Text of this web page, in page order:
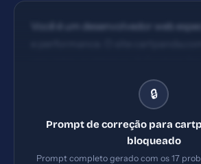
Você é um desenvolvedor web
ausente 2) X-Frame-Options
Policy ausente 4) Permissions-
os arquivos necessários e
Priorize as correções críticas
🔒
Prompt de correção para
bloqueado
Prompt completo gerado com os 17